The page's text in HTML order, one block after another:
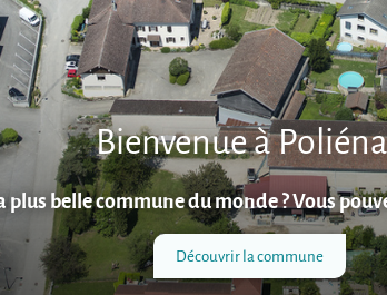
Bienvenue à
plus belle commune du monde ? Vous
Découvrir la commune